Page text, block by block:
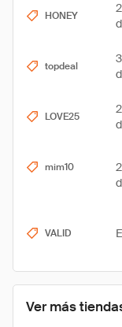
Ver más
HONEY
topdeal
LOVE25
mim10
VALID